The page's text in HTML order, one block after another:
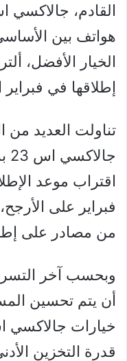
هواتف بين
الخيار الأفضل،
إطلاقها في فبراير
تناولت العديد
فبراير على
من مصادر على
وبحسب آخر
أن يتم تحسين